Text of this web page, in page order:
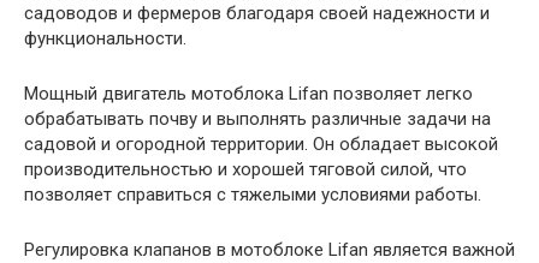
садоводов и фермеров благодаря своей надежности и
функциональности.
Мощный двигатель мотоблока Lifan позволяет легко
обрабатывать почву и выполнять различные задачи на
садовой и огородной территории. Он обладает высокой
производительностью и хорошей тяговой силой, что
позволяет справиться с тяжелыми условиями работы.
Регулировка клапанов в мотоблоке Lifan является важной